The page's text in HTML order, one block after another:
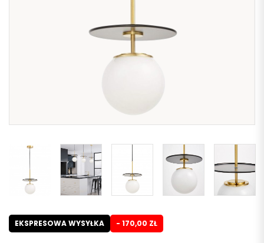
EKSPRESOWA WYSYŁKA - 170,00 ZŁ